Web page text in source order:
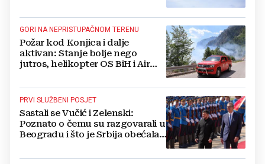
GORI NA NEPRISTUPAČNOM TERENU
Požar kod Konjica i dalje
aktivan: Stanje bolje nego
jutros, helikopter OS BiH i Air
PRVI SLUŽBENI POSJET
Sastali se Vučić i Zelenski:
Poznato o čemu su razgovarali u
Beogradu i što je Srbija obećala